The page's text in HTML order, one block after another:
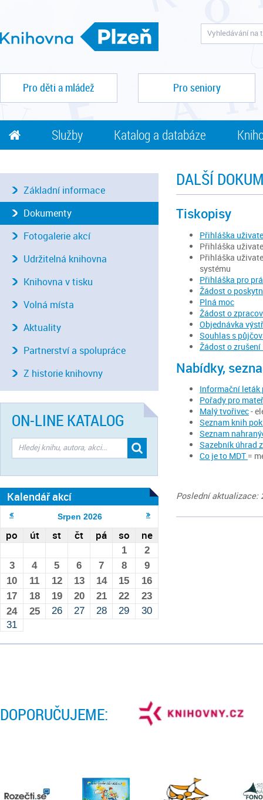
Pro děti a mládež Pro seniory
Služby Katalog a databáze
DALŠÍ
Tiskopisy
Přihláška
Přihláška
Přihláška
systému
Přihláška pro
Žádost o
Plná moc
Žádost o
Objednávka
Souhlas s
Žádost o
Nabídky,
Informační leták
Pořady pro
Malý tvořivec-
Seznam knih
Seznam
Sazebník úhrad
Co je to MDT =
Poslední aktualizace:
Základní informace
Dokumenty
Fotogalerie akcí
Udržitelná knihovna
Knihovna v tisku
Volná místa
Aktuality
Partnerství a spolupráce
Z historie knihovny
ON-LINE KATALOG
Kalendář akcí
Srpen 2026
po út st čt pá so ne
1
2
3
4 5 6 7 8
9
10
11 12 13 14 15
16
17
18 19 20 21 22
23
24
25 26 27 28 29
30
31
DOPORUČUJEME: